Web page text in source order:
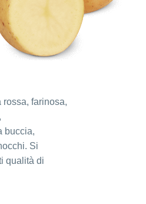
rossa, farinosa,
buccia,
Si
qualità di